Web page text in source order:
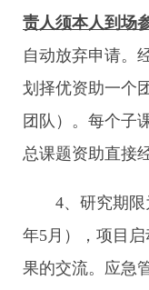
责人须本人到场
自动放弃申请。
划择优资助一个
团队）。每个子
总课题资助直接
4、研究期限
年5月），项目
果的交流。应急